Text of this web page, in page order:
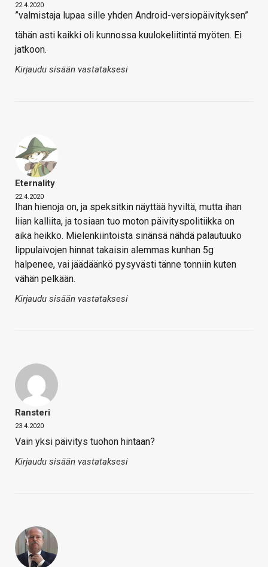
22.4.2020
”valmistaja lupaa sille yhden Android-versiopäivityksen”
tähän asti kaikki oli kunnossa kuulokeliitintä myöten. Ei
jatkoon.
Kirjaudu sisään vastataksesi
Eternality
22.4.2020
Ihan hienoja on, ja speksitkin näyttää hyviltä, mutta ihan
liian kalliita, ja tosiaan tuo moton päivityspolitiikka on
aika heikko. Mielenkiintoista sinänsä nähdä palautuuko
lippulaivojen hinnat takaisin alemmas kunhan 5g
halpenee, vai jäädäänkö pysyvästi tänne tonniin kuten
vähän pelkään.
Kirjaudu sisään vastataksesi
Ransteri
23.4.2020
Vain yksi päivitys tuohon hintaan?
Kirjaudu sisään vastataksesi